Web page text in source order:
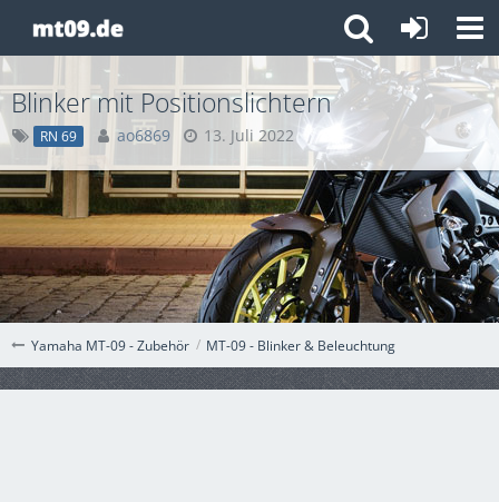
Yamaha MT-09 - Zubehör MT-09 - Blinker & Beleuchtung
Blinker mit Positionslichtern
RN 69 ao6869 13. Juli 2022